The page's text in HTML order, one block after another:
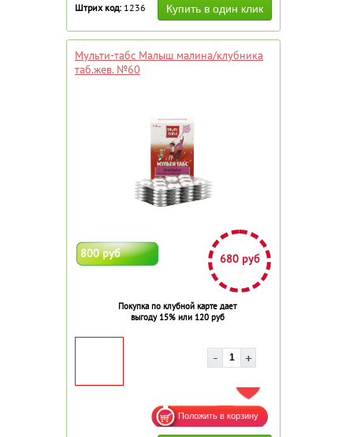
Штрих код: 1236
Мульти-табс Малыш малина/клубника
таб.жев. №60
800 руб 680 руб
Покупка по клубной карте дает
выгоду 15% или 120 руб
ДОБАВИТЬ В ИЗБРАННОЕ